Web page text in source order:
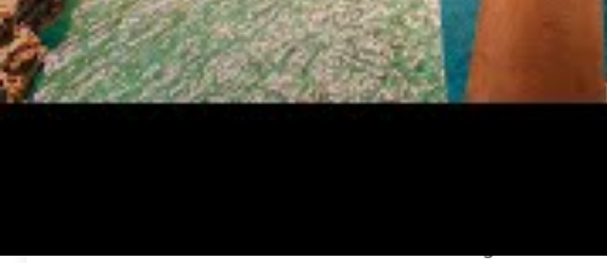
Une empreinte carbone réduite
Le train émet en moyenne80 fois moins de CO2
par